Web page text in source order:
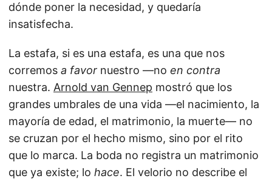
dónde poner la necesidad, y quedaría
insatisfecha.
La estafa, si es una estafa, es una que nos
corremos a favor nuestro —no en contra
nuestra. Arnold van Gennep mostró que los
grandes umbrales de una vida —el nacimiento, la
mayoría de edad, el matrimonio, la muerte— no
se cruzan por el hecho mismo, sino por el rito
que lo marca. La boda no registra un matrimonio
que ya existe; lo hace. El velorio no describe el